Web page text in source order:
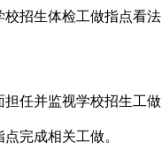
生体检工做指点看
并监视学校招生工
完成相关工做。